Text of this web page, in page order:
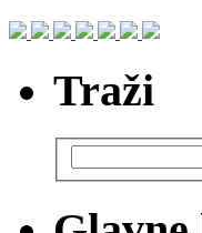
Traži